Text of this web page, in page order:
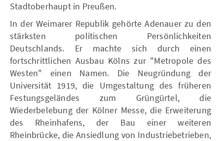
Stadtoberhaupt in Preußen.
In der Weimarer Republik gehörte Adenauer zu den
stärksten politischen Persönlichkeiten
Deutschlands. Er machte sich durch einen
fortschrittlichen Ausbau Kölns zur "Metropole des
Westen" einen Namen. Die Neugründung der
Universität 1919, die Umgestaltung des früheren
Festungsgeländes zum Grüngürtel, die
Wiederbelebung der Kölner Messe, die Erweiterung
des Rheinhafens, der Bau einer weiteren
Rheinbrücke, die Ansiedlung von Industriebetrieben,